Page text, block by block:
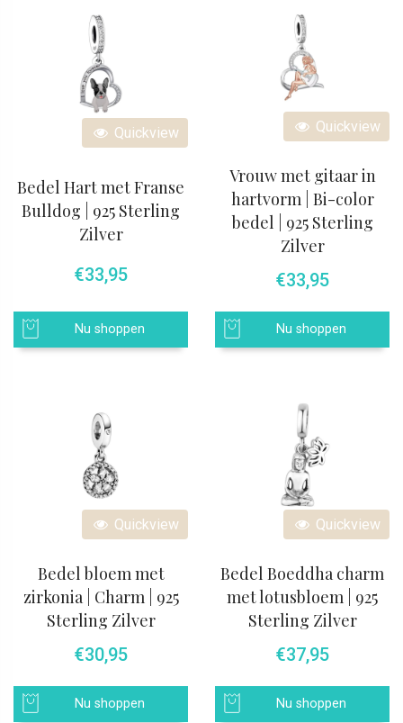
Quickview
Bedel Hart met Franse
Bulldog | 925 Sterling
Zilver
€33,95
Nu shoppen
Quickview
Vrouw met gitaar in
hartvorm | Bi-color
bedel | 925 Sterling
Zilver
€33,95
Nu shoppen
Quickview
Bedel bloem met
zirkonia | Charm | 925
Sterling Zilver
€30,95
Nu shoppen
Quickview
Bedel Boeddha charm
met lotusbloem | 925
Sterling Zilver
€37,95
Nu shoppen